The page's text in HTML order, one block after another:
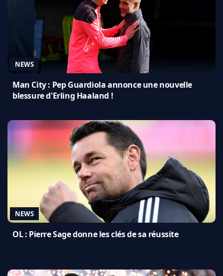
NEWS
Man City : Pep Guardiola annonce une nouvelle
blessure d'Erling Haaland !
NEWS
OL : Pierre Sage donne les clés de sa réussite